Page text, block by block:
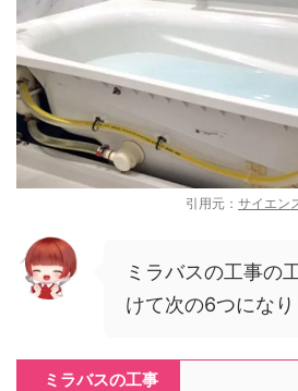
引用元： サイエン
ミラバスの工事の
けて次の6つになり
ミラバスの工事